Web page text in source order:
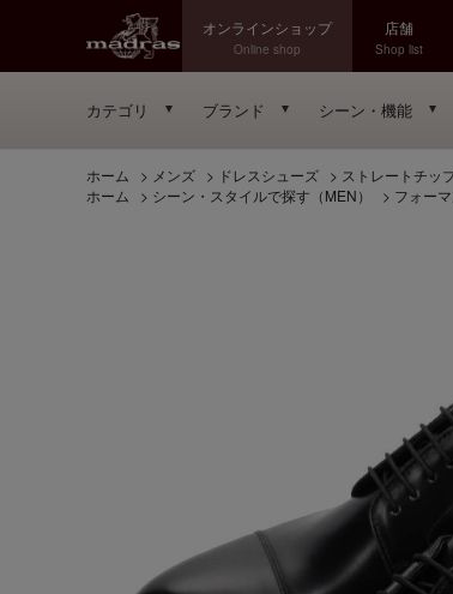
オンラインショップ
Online shop
店舗
Shop list
カテゴリ ブランド シーン・機能
ホーム > メンズ > ドレスシューズ > ストレートチッ
ホーム
> シーン・スタイルで探す（MEN） > フォー